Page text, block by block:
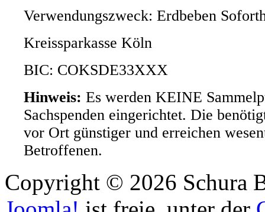
Verwendungszweck: Erdbeben
Kreissparkasse Köln
BIC: COKSDE33XXX
Hinweis: Es werden KEINE
Sachspenden eingerichtet. Die
vor Ort günstiger und erreichen
Betroffenen.
Copyright © 2026 Schura